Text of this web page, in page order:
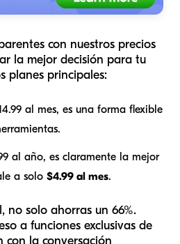
con nuestros precios
la mejor decisión para tu
planes principales:
al mes, es una forma flexible
al año, es claramente la mejor
a solo $4.99 al mes.
no solo ahorras un 66%.
a funciones exclusivas de
la conversación